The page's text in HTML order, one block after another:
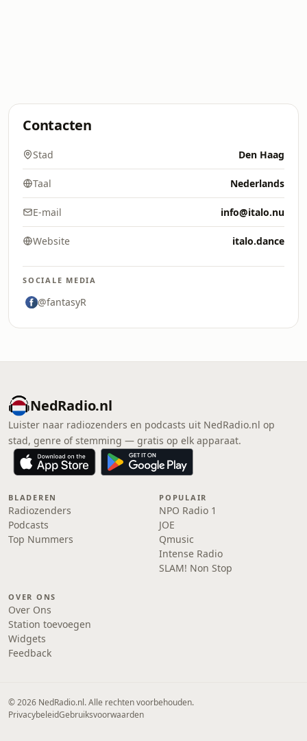
Contacten
Stad Den Haag
Taal Nederlands
E-mail info@italo.nu
Website italo.dance
SOCIALE MEDIA
@fantasyR
NedRadio.nl
Luister naar radiozenders en podcasts uit NedRadio.nl op
stad, genre of stemming — gratis op elk apparaat.
BLADEREN
Radiozenders
Podcasts
Top Nummers
POPULAIR
NPO Radio 1
JOE
Qmusic
Intense Radio
SLAM! Non Stop
OVER ONS
Over Ons
Station toevoegen
Widgets
Feedback
© 2026 NedRadio.nl. Alle rechten voorbehouden.
PrivacybeleidGebruiksvoorwaarden